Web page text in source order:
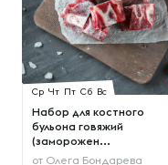
Ср Чт Пт Сб Вс
Набор для костного
бульона говяжий
(заморожен...
от Олега Бондарева